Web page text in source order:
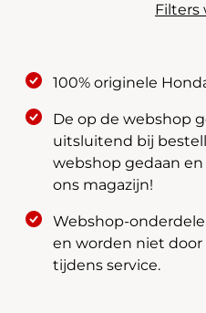
Filters
100% originele
De op de webshop
uitsluitend bij
webshop gedaan
ons magazijn!
Webshop-
en worden niet
tijdens service.